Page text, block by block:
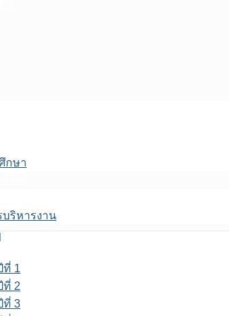
ะชุม
หารงานบุคคล
กษา
บริหารงาน
ที่ 1
ที่ 2
ที่ 3